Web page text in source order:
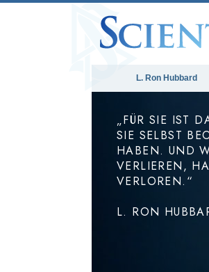
L. Ron Hubbard
„FÜR SIE IST
SIE SELBST
HABEN. UND
VERLIEREN,
VERLOREN.“
L. RON